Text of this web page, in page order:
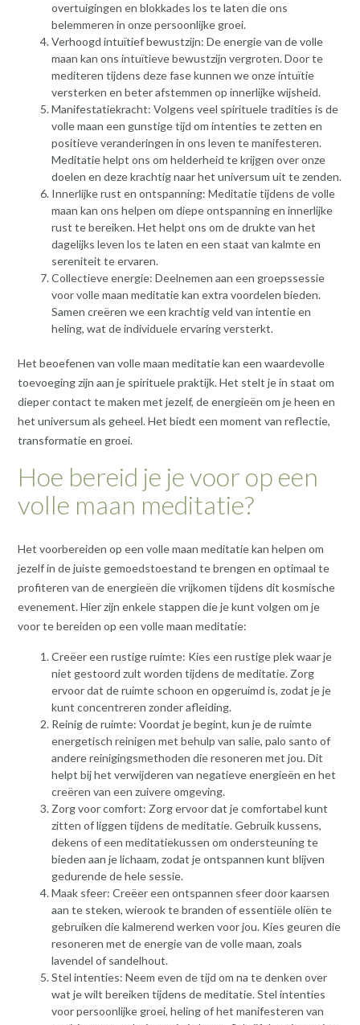
overtuigingen en blokkades los te laten die ons
belemmeren in onze persoonlijke groei.
Verhoogd intuïtief bewustzijn: De energie van de volle
maan kan ons intuïtieve bewustzijn vergroten. Door te
mediteren tijdens deze fase kunnen we onze intuïtie
versterken en beter afstemmen op innerlijke wijsheid.
Manifestatiekracht: Volgens veel spirituele tradities is de
volle maan een gunstige tijd om intenties te zetten en
positieve veranderingen in ons leven te manifesteren.
Meditatie helpt ons om helderheid te krijgen over onze
doelen en deze krachtig naar het universum uit te zenden.
Innerlijke rust en ontspanning: Meditatie tijdens de volle
maan kan ons helpen om diepe ontspanning en innerlijke
rust te bereiken. Het helpt ons om de drukte van het
dagelijks leven los te laten en een staat van kalmte en
sereniteit te ervaren.
Collectieve energie: Deelnemen aan een groepssessie
voor volle maan meditatie kan extra voordelen bieden.
Samen creëren we een krachtig veld van intentie en
heling, wat de individuele ervaring versterkt.
Het beoefenen van volle maan meditatie kan een waardevolle
toevoeging zijn aan je spirituele praktijk. Het stelt je in staat om
dieper contact te maken met jezelf, de energieën om je heen en
het universum als geheel. Het biedt een moment van reflectie,
transformatie en groei.
Hoe bereid je je voor op een
volle maan meditatie?
Het voorbereiden op een volle maan meditatie kan helpen om
jezelf in de juiste gemoedstoestand te brengen en optimaal te
profiteren van de energieën die vrijkomen tijdens dit kosmische
evenement. Hier zijn enkele stappen die je kunt volgen om je
voor te bereiden op een volle maan meditatie:
Creëer een rustige ruimte: Kies een rustige plek waar je
niet gestoord zult worden tijdens de meditatie. Zorg
ervoor dat de ruimte schoon en opgeruimd is, zodat je je
kunt concentreren zonder afleiding.
Reinig de ruimte: Voordat je begint, kun je de ruimte
energetisch reinigen met behulp van salie, palo santo of
andere reinigingsmethoden die resoneren met jou. Dit
helpt bij het verwijderen van negatieve energieën en het
creëren van een zuivere omgeving.
Zorg voor comfort: Zorg ervoor dat je comfortabel kunt
zitten of liggen tijdens de meditatie. Gebruik kussens,
dekens of een meditatiekussen om ondersteuning te
bieden aan je lichaam, zodat je ontspannen kunt blijven
gedurende de hele sessie.
Maak sfeer: Creëer een ontspannen sfeer door kaarsen
aan te steken, wierook te branden of essentiële oliën te
gebruiken die kalmerend werken voor jou. Kies geuren die
resoneren met de energie van de volle maan, zoals
lavendel of sandelhout.
Stel intenties: Neem even de tijd om na te denken over
wat je wilt bereiken tijdens de meditatie. Stel intenties
voor persoonlijke groei, heling of het manifesteren van